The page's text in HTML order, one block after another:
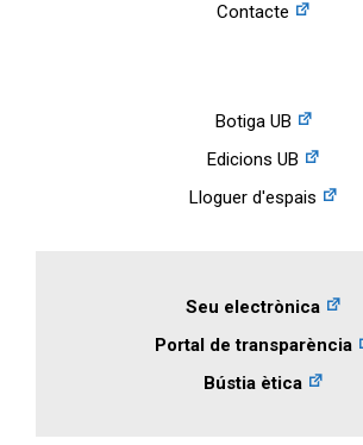
Contacte
Botiga UB
Edicions UB
Lloguer d'espais
Seu electrònica
Portal de transparència
Bústia ètica